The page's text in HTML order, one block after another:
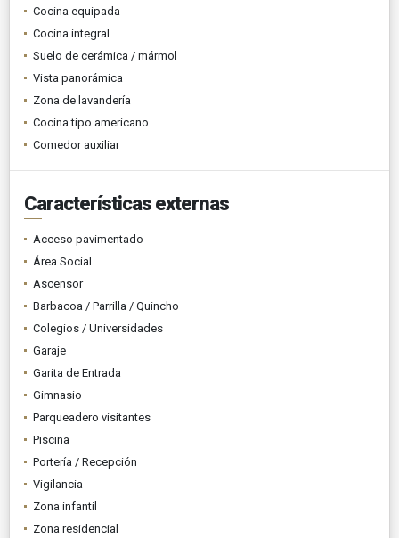
Cocina equipada
Cocina integral
Suelo de cerámica / mármol
Vista panorámica
Zona de lavandería
Cocina tipo americano
Comedor auxiliar
Características externas
Acceso pavimentado
Área Social
Ascensor
Barbacoa / Parrilla / Quincho
Colegios / Universidades
Garaje
Garita de Entrada
Gimnasio
Parqueadero visitantes
Piscina
Portería / Recepción
Vigilancia
Zona infantil
Zona residencial